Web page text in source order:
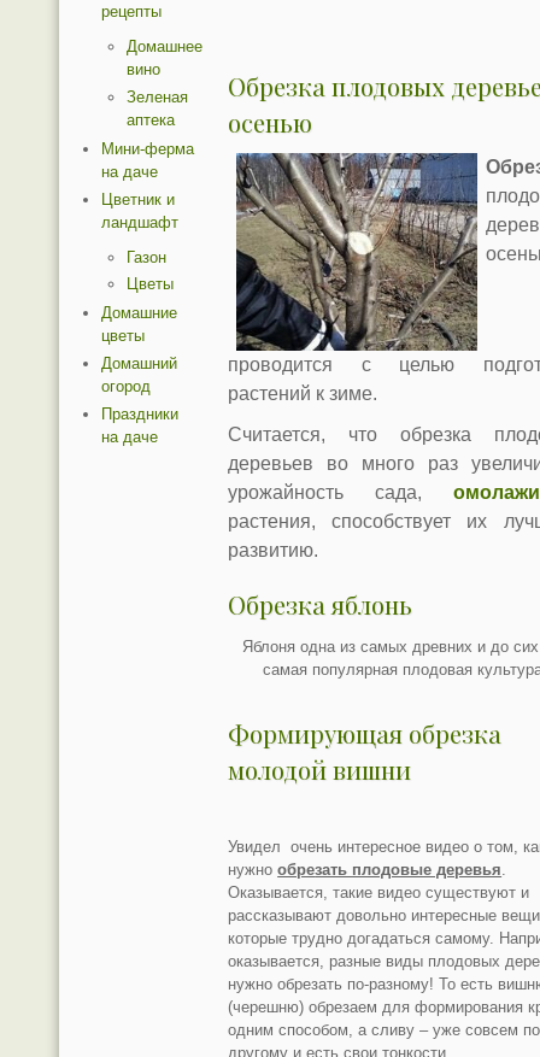
Обрезка плодовых
осенью
проводится с целью
растений к зиме.
Считается, что обрезка
деревьев во много раз
урожайность сада,
растения, способствует их
развитию.
Обрезка яблонь
Яблоня одна из самых древних и до
самая популярная плодовая
Формирующая обрезка
молодой вишни
Увидел очень интересное видео о том,
нужнообрезать плодовые деревья.
Оказывается, такие видео существуют и
рассказывают довольно интересные
которые трудно догадаться самому.
оказывается, разные виды плодовых
нужно обрезать по-разному! То есть
(черешню) обрезаем для формирования
одним способом, а сливу – уже совсем
другому и есть свои тонкости.
рецепты
Домашнее
вино
Зеленая
аптека
Мини-ферма
на даче
Цветник и
ландшафт
Газон
Цветы
Домашние
цветы
Домашний
огород
Праздники
на даче